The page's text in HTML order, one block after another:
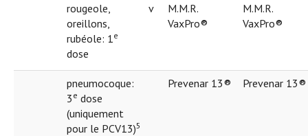
rougeole,
oreillons,
rubéole: 1e
dose
v
M.M.R.
VaxPro®
M.M.R.
VaxPro®
pneumocoque:
3 e dose
(uniquement
pour le PCV13)5
Prevenar 13® Prevenar 13®